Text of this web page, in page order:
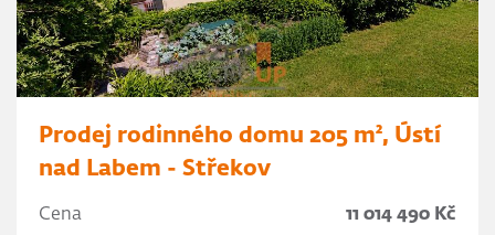
Prodej rodinného domu 205 m², Ústí
nad Labem - Střekov
Cena 11 014 490 Kč